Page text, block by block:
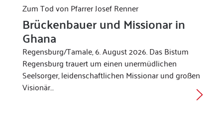
Zum Tod von Pfarrer Josef Renner
Brückenbauer und Missionar in
Ghana
Regensburg/Tamale, 6. August 2026. Das Bistum
Regensburg trauert um einen unermüdlichen
Seelsorger, leidenschaftlichen Missionar und großen
Visionär…